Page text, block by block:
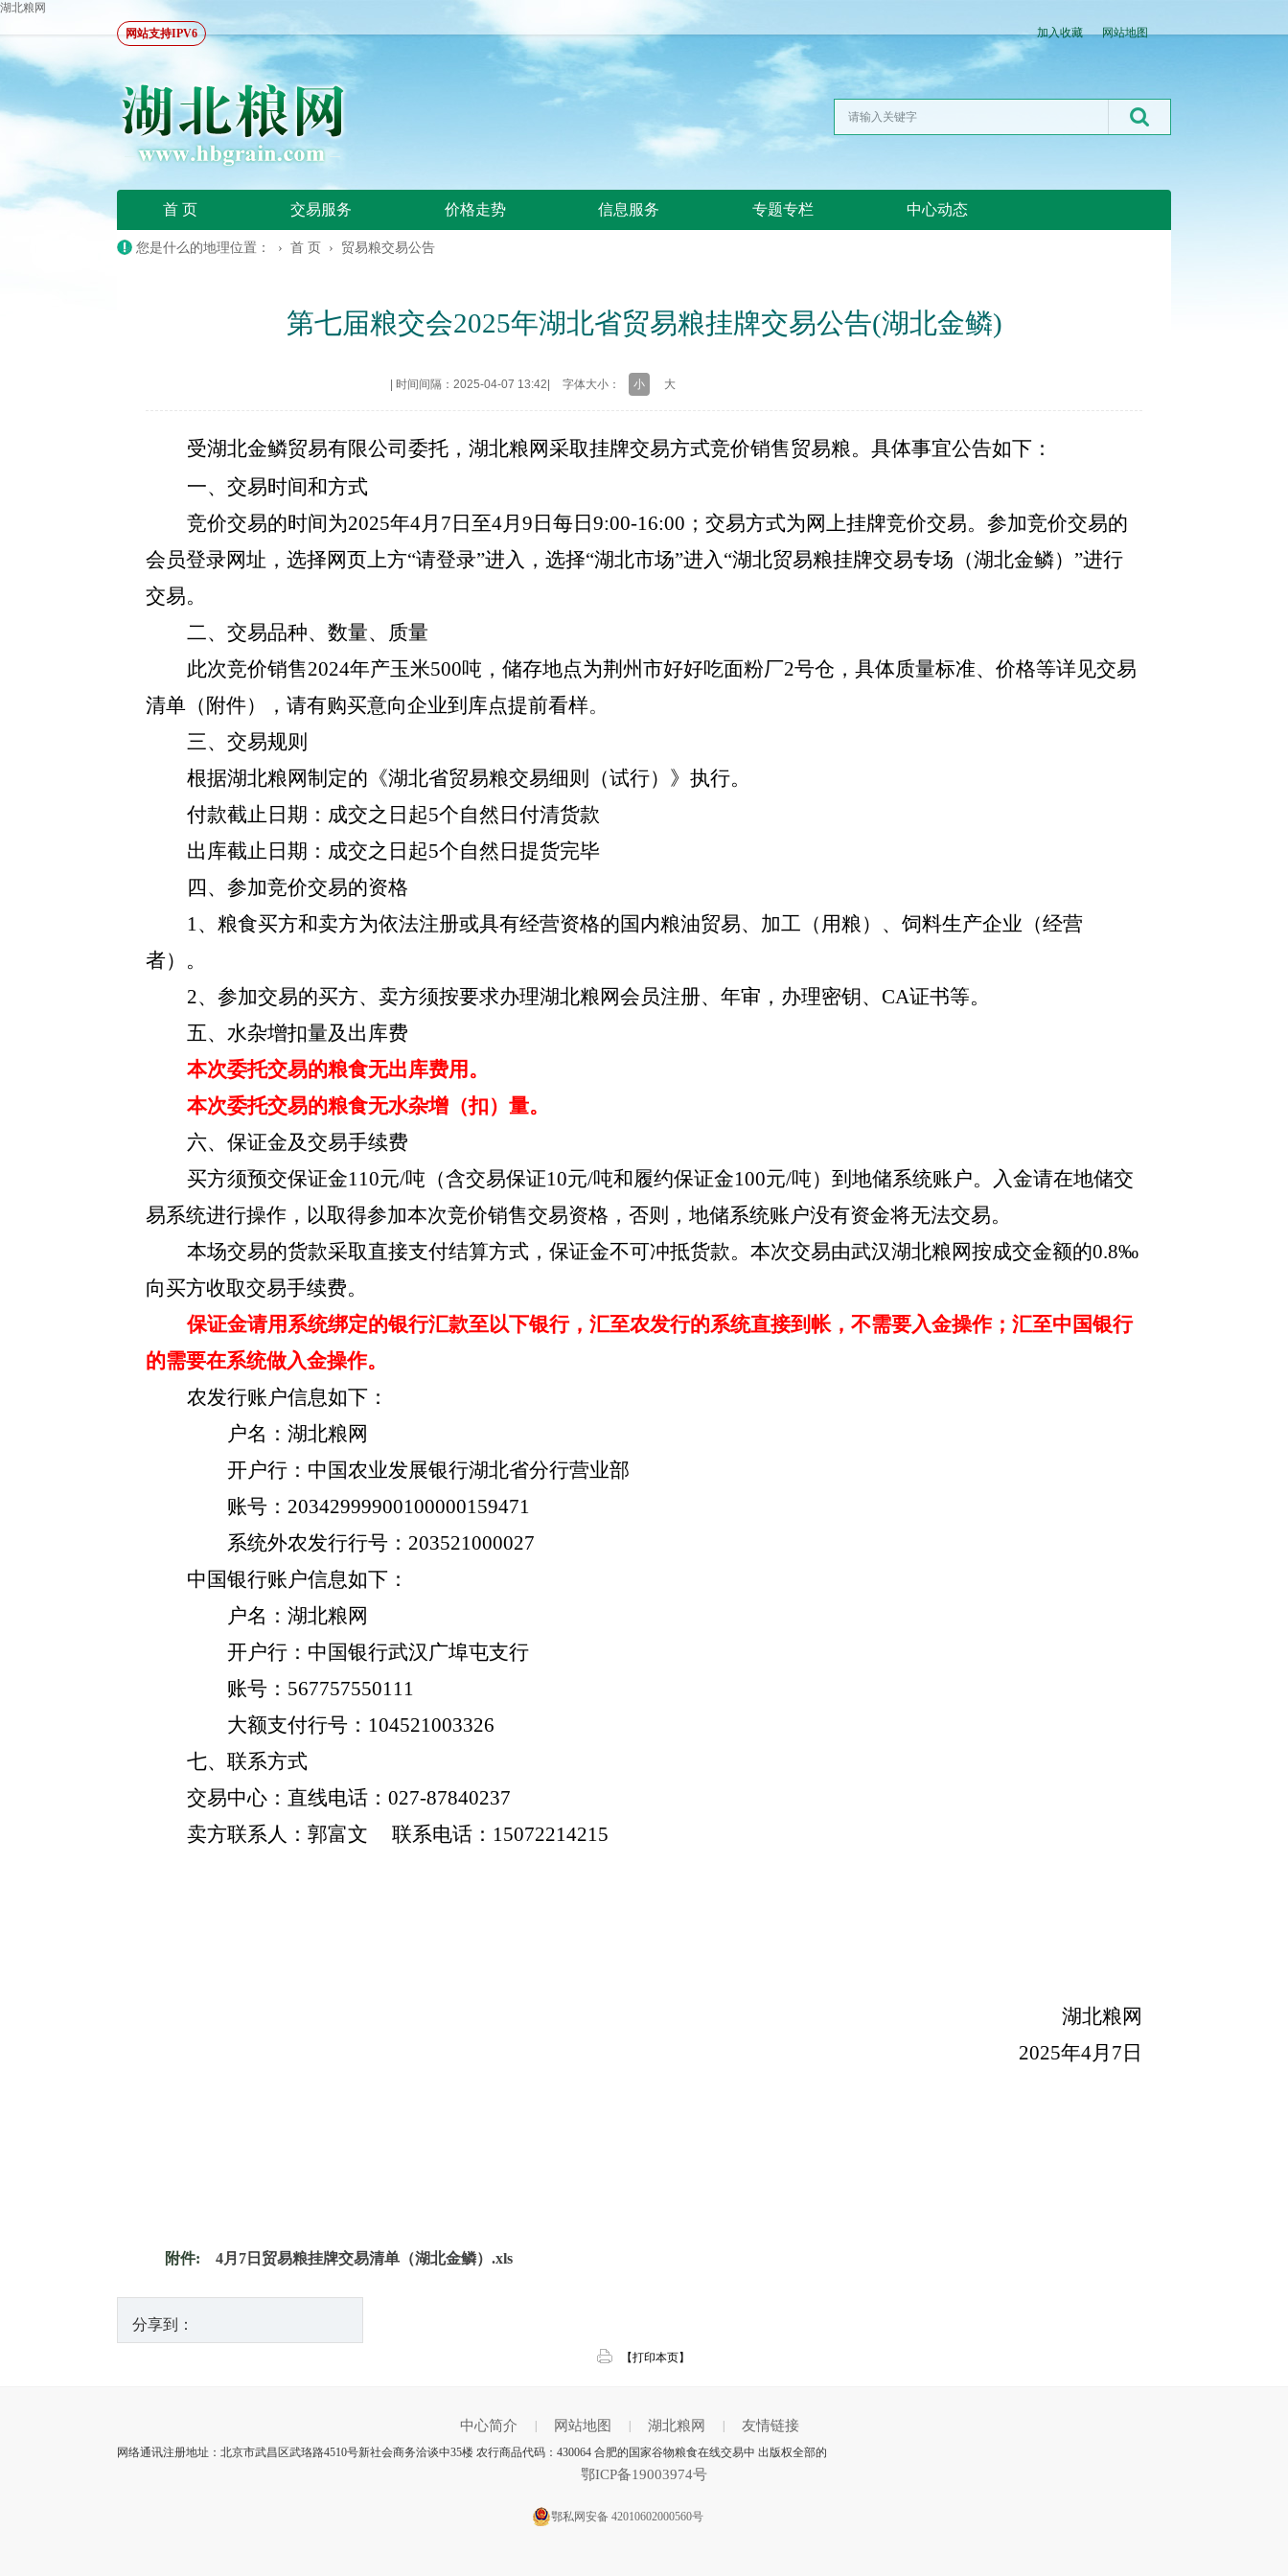
湖北粮网
网站支持IPV6
加入收藏 网站地图
首 页 交易服务 价格走势 信息服务 专题专栏 中心动态
您是什么的地理位置： › 首 页 › 贸易粮交易公告
第七届粮交会2025年湖北省贸易粮挂牌交易公告(湖北金鳞)
时间间隔：2025-04-07 13:42 字体大小： 小 大
受湖北金鳞贸易有限公司 委托，湖北粮网采取挂牌交易方式竞价销售贸易粮。具体事宜公告如下：
一、交易时间和方式
竞价交易的时间为2025年4月7日至4月9日每日9:00-16:00；交易方式为网上挂牌竞价交易。参加竞价交易的
会员登录网址 ，选择网页上方“请登录”进入，选择“湖北市场”进入“湖北贸易粮挂牌交易专场（湖北金鳞）”进行
交易。
二、交易品种、数量、质量
此次竞价销售2024年产玉米500吨，储存地点为荆州市好好吃面粉厂2号仓，具体质量标准、价格等详见交易
清单（附件），请有购买意向企业到库点提前看样。
三、交易规则
根据湖北粮网制定的《湖北省贸易粮交易细则（试行）》执行。
付款截止日期：成交之日起5个自然日付清货款
出库截止日期：成交之日起5个自然日提货完毕
四、参加竞价交易的资格
1、粮食买方和卖方为依法注册或具有经营资格的国内粮油贸易、加工（用粮）、饲料生产企业（经营
者）。
2、参加交易的买方、卖方须按要求办理湖北粮网会员注册、年审，办理密钥、CA证书等。
五、水杂增扣量及出库费
本次委托交易的粮食无出库费用。
本次委托交易的粮食无水杂增（扣）量。
六、保证金及交易手续费
买方须预交保证金110元/吨（含交易保证10元/吨和履约保证金100元/吨）到地储系统账户。入金请在地储交
易系统进行操作，以取得参加本次竞价销售交易资格，否则，地储系统账户没有资金将无法交易。
本场交易的货款采取直接支付结算方式，保证金不可冲抵货款。本次交易由武汉湖北粮网按成交金额的0.8‰
向买方收取交易手续费。
保证金请用系统绑定的银行汇款至以下银行，汇至农发行的系统直接到帐，不需要入金操作；汇至中国银行
的需要在系统做入金操作。
农发行账户信息如下：
户名：湖北粮网
开户行：中国农业发展银行湖北省分行营业部
账号： 20342999900100000159471
系统外农发行行号： 203521000027
中国银行账户信息如下：
户名：湖北粮网
开户行：中国银行武汉广埠屯支行
账号： 567757550111
大额支付行号： 104521003326
七、联系方式
交易中心：直线电话： 027-87840237
卖方联系人：郭富文
联系电话： 15072214215
湖北粮网
2025年4月7日
附件: 4月7日贸易粮挂牌交易清单（湖北金鳞）.xls
分享到：
【打印本页】
中心简介 网站地图 湖北粮网 友情链接
网络通讯注册地址：北京市武昌区武珞路4510号新社会商务洽谈中35楼 农行商品代码：430064 合肥的国家谷物粮食在线交易中 出版权全部的
鄂ICP备19003974号
鄂私网安备 42010602000560号